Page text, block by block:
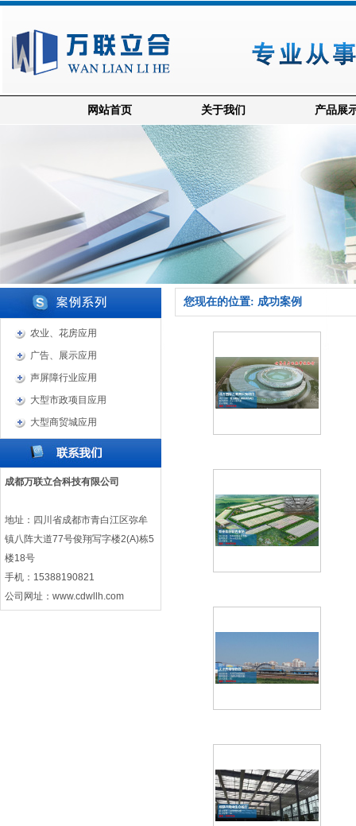
网站首页 关于我们 产品展
农业、花房应用
广告、展示应用
声屏障行业应用
大型市政项目应用
大型商贸城应用
成都万联立合科技有限公司
地址：四川省成都市青白江区弥牟
镇八阵大道77号俊翔写字楼2(A)栋5
楼18号
手机：15388190821
公司网址： www.cdwllh.com
您现在的位置: 成功案例